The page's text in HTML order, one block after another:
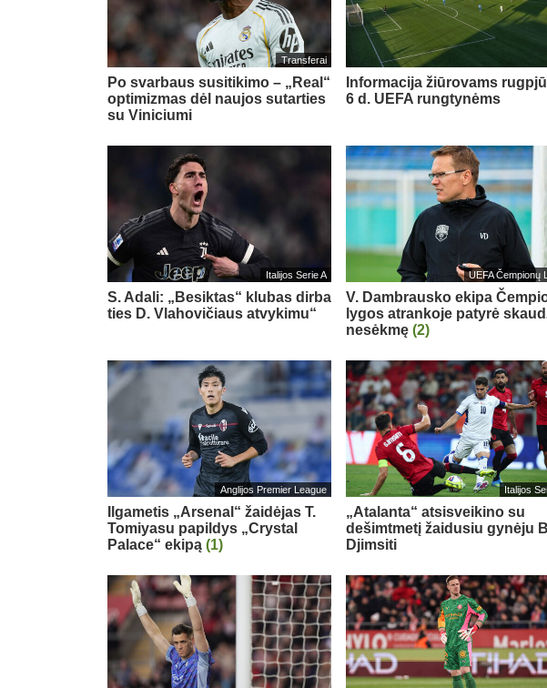
Transferai
Po svarbaus susitikimo – „Real“
optimizmas dėl naujos sutarties
su Viniciumi
Informacija žiūrovams
6 d. UEFA rungtynėms
Italijos Serie A
S. Adali: „Besiktas“ klubas dirba
ties D. Vlahovičiaus atvykimu“
UEFA Čempionų
V. Dambrausko ekipa
lygos atrankoje patyrė
nesėkmę(2)
Anglijos Premier League
Ilgametis „Arsenal“ žaidėjas T.
Tomiyasu papildys „Crystal
Palace“ ekipą (1)
Italijos
„Atalanta“ atsisveikino su
dešimtmetį žaidusiu gynėju
Djimsiti